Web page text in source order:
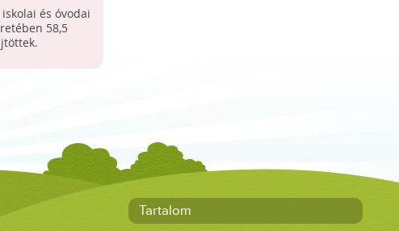
és óvodai
58,5
Tartalom